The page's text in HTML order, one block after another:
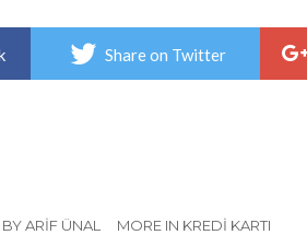
Share on Twitter
ARIF ÜNAL MORE IN KREDI KARTI